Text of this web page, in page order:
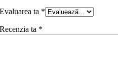
Evaluarea ta *
Recenzia ta *